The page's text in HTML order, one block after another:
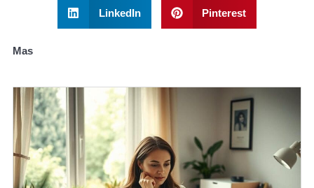
LinkedIn Pinterest
Mas